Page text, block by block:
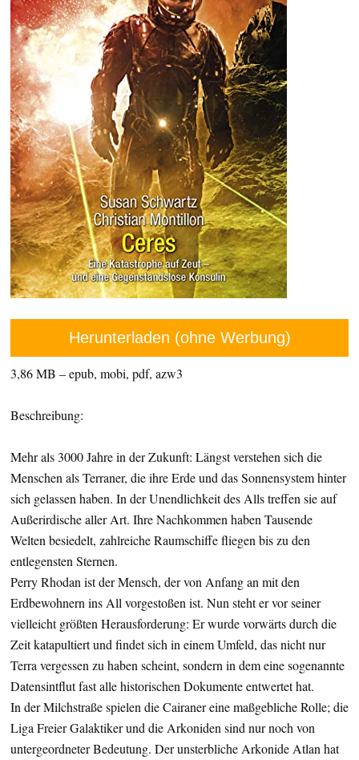
Herunterladen (ohne Werbung)
3,86 MB – epub, mobi, pdf, azw3
Beschreibung:
Mehr als 3000 Jahre in der Zukunft: Längst verstehen sich die
Menschen als Terraner, die ihre Erde und das Sonnensystem hinter
sich gelassen haben. In der Unendlichkeit des Alls treffen sie auf
Außerirdische aller Art. Ihre Nachkommen haben Tausende
Welten besiedelt, zahlreiche Raumschiffe fliegen bis zu den
entlegensten Sternen.
Perry Rhodan ist der Mensch, der von Anfang an mit den
Erdbewohnern ins All vorgestoßen ist. Nun steht er vor seiner
vielleicht größten Herausforderung: Er wurde vorwärts durch die
Zeit katapultiert und findet sich in einem Umfeld, das nicht nur
Terra vergessen zu haben scheint, sondern in dem eine sogenannte
Datensintflut fast alle historischen Dokumente entwertet hat.
In der Milchstraße spielen die Cairaner eine maßgebliche Rolle; die
Liga Freier Galaktiker und die Arkoniden sind nur noch von
untergeordneter Bedeutung. Der unsterbliche Arkonide Atlan hat